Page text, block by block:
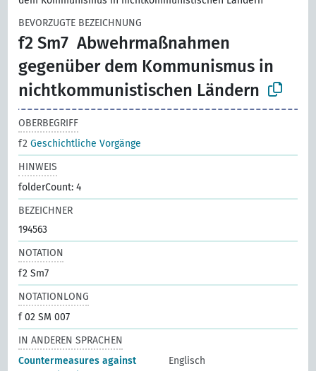
BEVORZUGTE BEZEICHNUNG
f2 Sm7 Abwehrmaßnahmen
gegenüber dem Kommunismus in
nichtkommunistischen Ländern
OBERBEGRIFF
f2Geschichtliche Vorgänge
HINWEIS
folderCount: 4
BEZEICHNER
194563
NOTATION
f2 Sm7
NOTATIONLONG
f 02 SM 007
IN ANDEREN SPRACHEN
Countermeasures against
Englisch